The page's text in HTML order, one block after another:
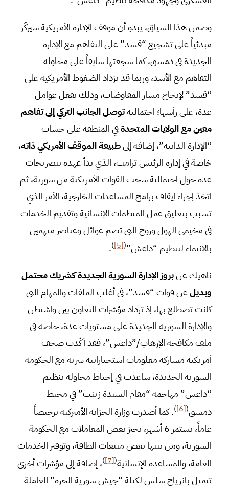
وضمن هذا السياق، يبدو أن موقف الإدارة الأمريكية سيركّز
مبدئياً على تشجيع “قسد” على التفاهم مع الإدارة
الجديدة في دمشق، كما شجعتها سابقاً على محاولة
التفاهم مع الأسد، وربما قد تزداد الضغوط الأمريكية على
“قسد” لإنجاح مسار المفاوضات، وذلك بفعل عوامل
عدة، على رأسها؛ احتماليةتوصل الجانب التركي إلى تفاهم
معين مع الولايات المتحدةفي المنطقة على حساب
“الإدارة الذاتية”، إضافة إلىطبيعة الموقف الأمريكي ذاته،
خاصة في إدارة الرئيس ترامب، الذي بدأ عهده بتصريحات
عدة حول احتمالية سحب القوات الأمريكية من سورية، ثم
اتخذ إجراء إيقاف برامج المساعدات الخارجية، الأمر الذي
تسبب بتعليق عمل المنظمات الإنسانية وتقديم الخدمات
في مخيمي الهول وروج التي تضم عوائل وعناصر متهمين
بالانتماء لتنظيم “داعش”(
[5]
)
.
ناهيك عنبروز الإدارة السورية الجديدة كشريك محتمل
وبديلعن قوات “قسد”، في أغلب الملفات والمهام التي
كانت تضطلع بها، إذ تزداد مؤشرات التعاون بين واشنطن
والإدارة السورية الجديدة على مستويات عدة، خاصة في
ملف مكافحة الإرهاب/”داعش”، فقد أكّدت صحف
أمريكية مشاركة معلومات استخباراتية سرية مع الحكومة
السورية الجديدة، ساعدت في إحباط محاولة تنظيم
“داعش” مهاجمة “مقام السيدة زينب” في محيط
دمشق(
[6]
). كما أصدرت وزارة الخزانة الأميركية ترخيصاً
عاماً، يستمر 6 أشهر، يجيز بعض المعاملات مع الحكومة
السورية، ومن بينها بعض مبيعات الطاقة، وتوفير الخدمات
العامة، والمساعدة الإنسانية(
[7]
)، إضافة إلى مؤشرات أخرى
تتمثل بانزياح سلس لكتلة “جيش سورية الحرة” العاملة